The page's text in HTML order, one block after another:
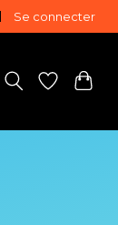
Se connecter